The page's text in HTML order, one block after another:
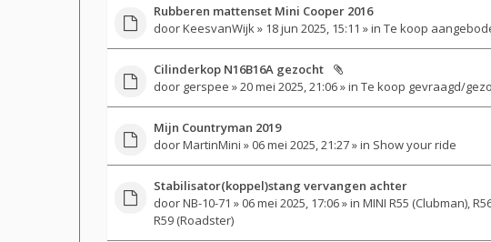
Rubberen mattenset Mini Cooper 2016
doorKeesvanWijk » 18 jun 2025, 15:11 » in Te koop
Cilinderkop N16B16A gezocht
door gerspee » 20 mei 2025, 21:06 » in Te koop gevraagd/
Mijn Countryman 2019
doorMartinMini » 06 mei 2025, 21:27 » in Show your ride
Stabilisator(koppel)stang vervangen achter
doorNB-10-71 » 06 mei 2025, 17:06 » in MINI R55 (Clubman),
R59 (Roadster)